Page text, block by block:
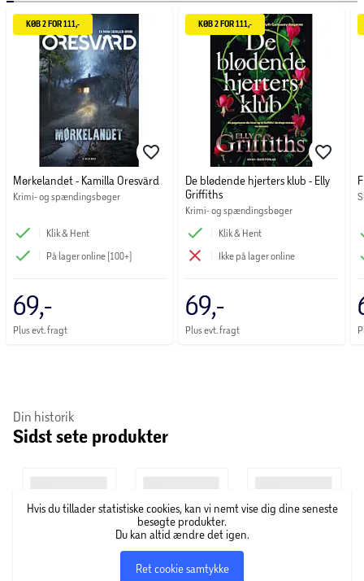
KØB 2 FOR 111,-
Mørkelandet - Kamilla Oresvärd
Krimi- og spændingsbøger
Klik & Hent
På lager online (100+)
69,-
Plus evt. fragt
KØB 2 FOR 111,-
De blødende hjerters klub - Elly
Griffiths
Krimi- og spændingsbøger
Klik & Hent
Ikke på lager online
69,-
Plus evt. fragt
Din historik
Sidst sete produkter
Hvis du tillader statistiske cookies, kan vi nemt vise dig dine seneste
besøgte produkter.
Du kan altid ændre det igen.
Ret cookie samtykke